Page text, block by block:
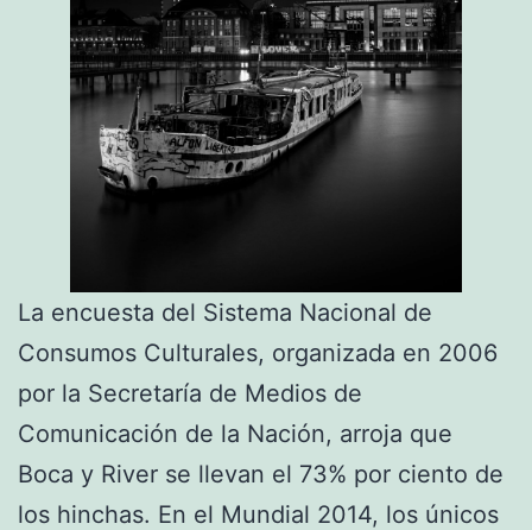
La encuesta del Sistema Nacional de
Consumos Culturales, organizada en 2006
por la Secretaría de Medios de
Comunicación de la Nación, arroja que
Boca y River se llevan el 73% por ciento de
los hinchas. En el Mundial 2014, los únicos